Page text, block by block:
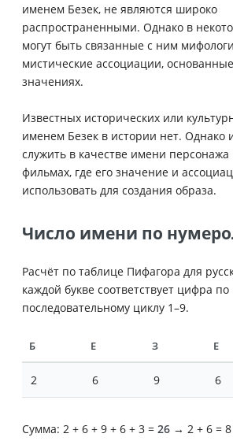
именем Безек, не являются широко
распространенными. Однако в
могут быть связанные с ним
мистические ассоциации,
значениях.
Известных исторических или
именем Безек в истории нет. Однако
служить в качестве имени персонажа
фильмах, где его значение и
использовать для создания образа.
Число имени по
Расчёт по таблице Пифагора для
каждой букве соответствует цифра по
последовательному циклу 1–9.
Б Е З Е
2 6 9 6
Сумма: 2 + 6 + 9 + 6 + 3 = 26 → 2 + 6 = 8